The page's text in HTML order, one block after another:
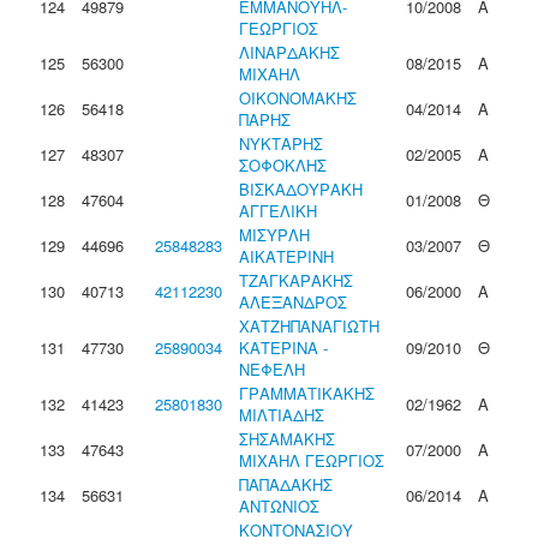
124 49879
ΕΜΜΑΝΟΥΗΛ-
ΓΕΩΡΓΙΟΣ
10/2008 Α
125 56300
ΛΙΝΑΡΔΑΚΗΣ
ΜΙΧΑΗΛ
08/2015
Α
126
56418
ΟΙΚΟΝΟΜΑΚΗΣ
ΠΑΡΗΣ
04/2014
Α
127
48307
ΝΥΚΤΑΡΗΣ
ΣΟΦΟΚΛΗΣ
02/2005
Α
128
47604
ΒΙΣΚΑΔΟΥΡΑΚΗ
ΑΓΓΕΛΙΚΗ
01/2008
Θ
129
44696 25848283
ΜΙΣΥΡΛΗ
ΑΙΚΑΤΕΡΙΝΗ
03/2007
Θ
130
40713 42112230
ΤΖΑΓΚΑΡΑΚΗΣ
ΑΛΕΞΑΝΔΡΟΣ
06/2000 Α
131 47730 25890034
ΧΑΤΖΗΠΑΝΑΓΙΩΤΗ
ΚΑΤΕΡΙΝΑ -
ΝΕΦΕΛΗ
09/2010 Θ
132 41423 25801830
ΓΡΑΜΜΑΤΙΚΑΚΗΣ
ΜΙΛΤΙΑΔΗΣ
02/1962
Α
133
47643
ΣΗΣΑΜΑΚΗΣ
ΜΙΧΑΗΛ ΓΕΩΡΓΙΟΣ
07/2000
Α
134
56631
ΠΑΠΑΔΑΚΗΣ
ΑΝΤΩΝΙΟΣ
06/2014 Α
ΚΟΝΤΟΝΑΣΙΟΥ